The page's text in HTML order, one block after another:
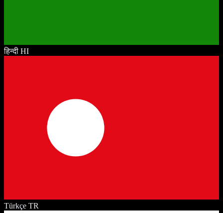
हिन्दी HI
Türkçe TR